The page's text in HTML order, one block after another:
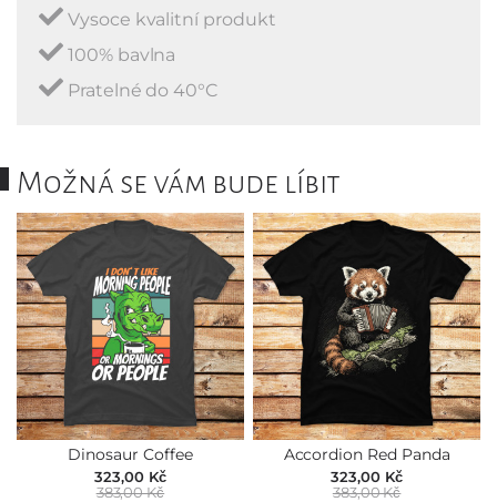
Vysoce kvalitní produkt
100% bavlna
Pratelné do 40°C
Možná se vám bude líbit
Dinosaur Coffee
323,00 Kč
383,00 Kč
Accordion Red Panda
323,00 Kč
383,00 Kč